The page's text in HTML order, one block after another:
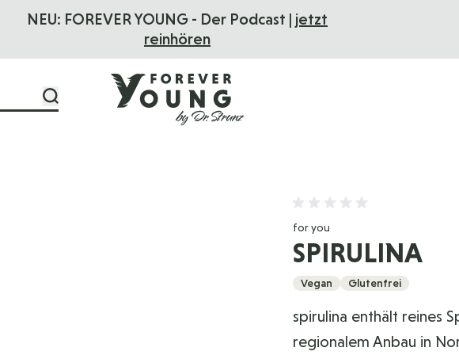
NEU: FOREVER YOUNG - Der Podcast |jetzt
reinhören
for you
SPIRULINA
Vegan Glutenfrei
spirulina enthält reines
regionalem Anbau in